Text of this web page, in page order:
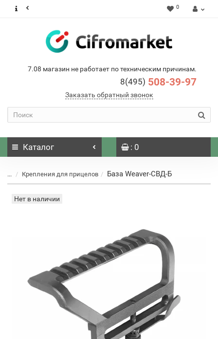
0
7.08 магазин не работает по техническим причинам.
8(495) 508-39-97
Заказать обратный звонок
Каталог : 0
... Крепления для прицелов База Weaver-СВД-Б
Нет в наличии